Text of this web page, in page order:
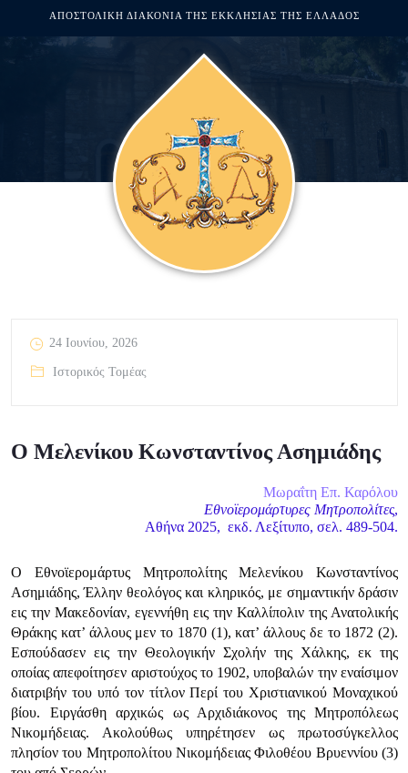
ΑΠΟΣΤΟΛΙΚΗ ΔΙΑΚΟΝΙΑ ΤΗΣ ΕΚΚΛΗΣΙΑΣ ΤΗΣ ΕΛΛΑΔΟΣ
24 Ιουνίου, 2026
Ιστορικός Τομέας
Ο Μελενίκου Κωνσταντίνος Ασημιάδης
Μωραΐτη Επ. Καρόλου
Εθνοϊερομάρτυρες Μητροπολίτες,
Αθήνα 2025, εκδ. Λεξίτυπο, σελ. 489-504.
Ο Εθνοϊερομάρτυς Μητροπολίτης Μελενίκου Κωνσταντίνος
Ασημιάδης, Έλλην θεολόγος και κληρικός, με σημαντικήν δράσιν
εις την Μακεδονίαν, εγεννήθη εις την Καλλίπολιν της Ανατολικής
Θράκης κατ’ άλλους μεν το 1870 (1), κατ’ άλλους δε το 1872 (2).
Εσπούδασεν εις την Θεολογικήν Σχολήν της Χάλκης, εκ της
οποίας απεφοίτησεν αριστούχος το 1902, υποβαλών την εναίσιμον
διατριβήν του υπό τον τίτλον Περί του Χριστιανικού Μονα­χικού
βίου. Ειργάσθη αρχικώς ως Αρχιδιάκονος της Μητροπόλεως
Νικομή­δειας. Ακολούθως υπηρέτησεν ως πρωτοσύγκελλος
πλησίον του Μητρο­πολίτου Νικομήδειας Φιλοθέου Βρυεννίου (3)